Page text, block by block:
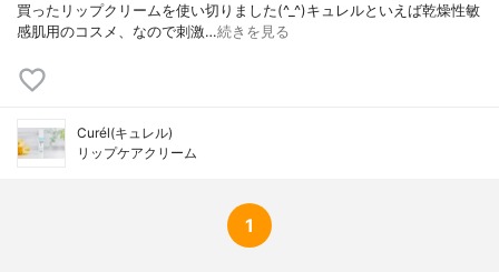
買ったリップクリームを使い切りました(^_^)キュレルといえば乾燥性敏
感肌用のコスメ、なので刺激…続きを見る
Curél(キュレル)
リップケアクリーム
1